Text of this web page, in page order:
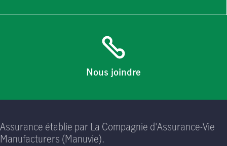
Nous joindre
Assurance établie par La Compagnie d'Assurance-Vie
Manufacturers (Manuvie).